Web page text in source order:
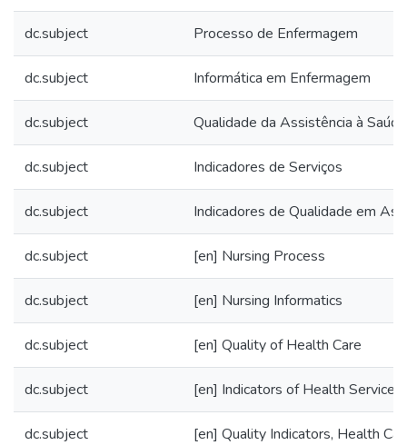
dc.subject Processo de Enfermagem
dc.subject Informática em Enfermagem
dc.subject Qualidade da Assistência à Saúde
dc.subject Indicadores de Serviços
dc.subject Indicadores de Qualidade em
dc.subject [en] Nursing Process
dc.subject [en] Nursing Informatics
dc.subject [en] Quality of Health Care
dc.subject [en] Indicators of Health Services
dc.subject [en] Quality Indicators, Health